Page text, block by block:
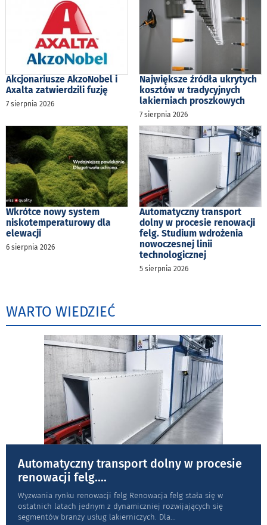
Akcjonariusze AkzoNobel i
Axalta zatwierdzili fuzję
7 sierpnia 2026
Największe źródła ukrytych
kosztów w tradycyjnych
lakierniach proszkowych
7 sierpnia 2026
Wkrótce nowy system
niskotemperaturowy dla
elewacji
6 sierpnia 2026
Automatyczny transport
dolny w procesie renowacji
felg. Studium wdrożenia
nowoczesnej linii
technologicznej
5 sierpnia 2026
WARTO WIEDZIEĆ
Automatyczny transport dolny w procesie
renowacji felg....
Wyzwania rynku renowacji felg Renowacja felg stała się w
ostatnich latach jednym z dynamiczniej rozwijających się
segmentów branży usług lakierniczych. Dla...